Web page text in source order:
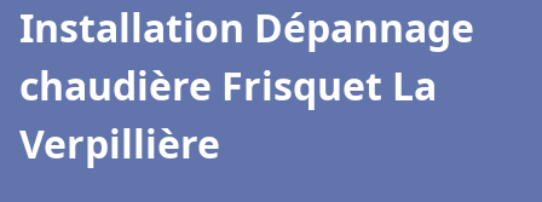
Installation Dépannage
chaudière Frisquet La
Verpillière